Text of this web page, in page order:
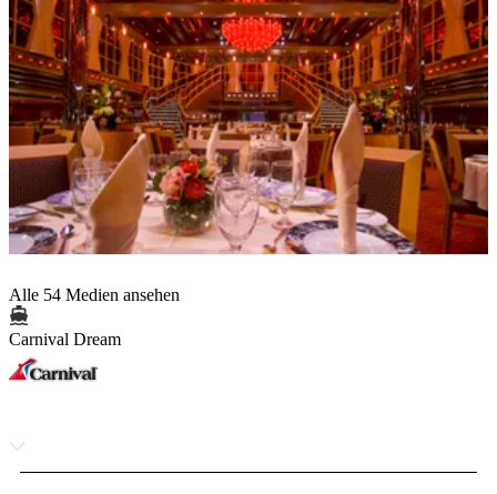
Alle 54 Medien ansehen
Carnival Dream